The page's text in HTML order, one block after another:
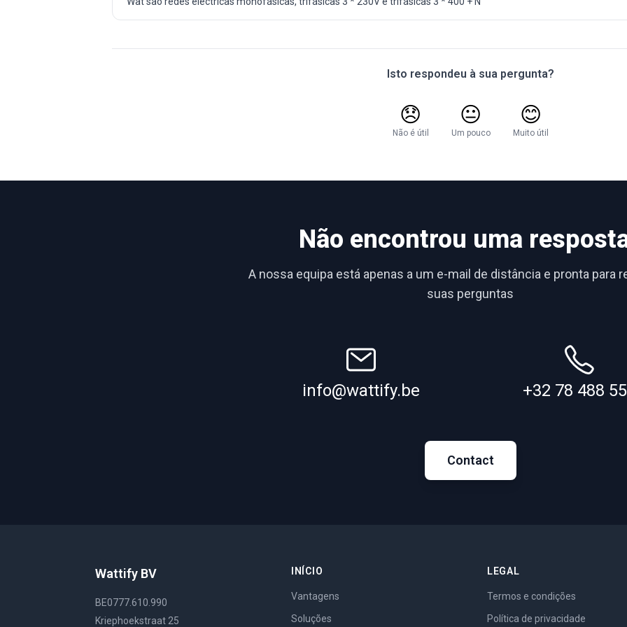
Isto respondeu à sua pergunta?
😞
Não é útil
😐
Um pouco
😊
Muito útil
Não encontrou uma
A nossa equipa está apenas a um e-mail de distância e pronta para
suas perguntas
info@wattify.be +32 78 488
Contact
Wattify BV
BE0777.610.990
Kriephoekstraat 25
INÍCIO
Vantagens
Soluções
LEGAL
Termos e condições
Política de privacidade